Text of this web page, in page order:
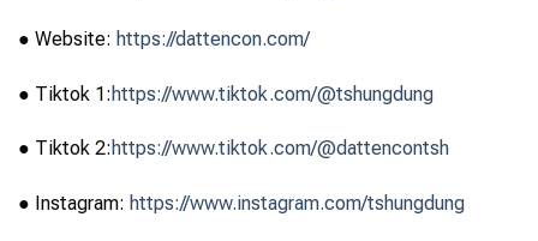
● Website: https://dattencon.com/
● Tiktok 1: https://www.tiktok.com/@tshungdung
● Tiktok 2: https://www.tiktok.com/@dattencontsh
● Instagram: https://www.instagram.com/tshungdung